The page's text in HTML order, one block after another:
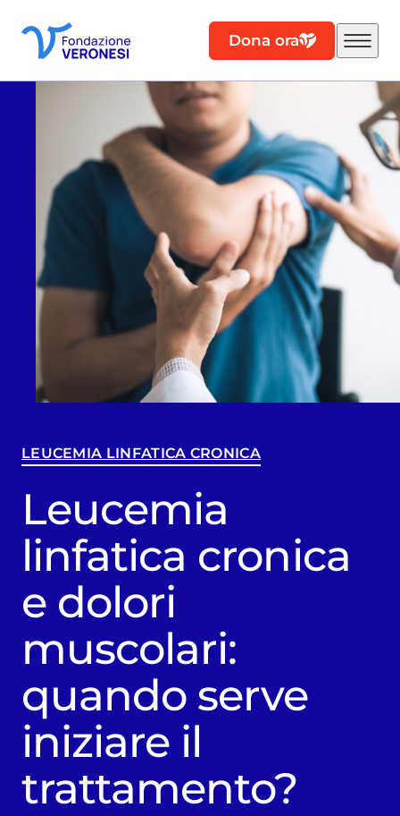
Dona ora
LEUCEMIA LINFATICA CRONICA
Leucemia
linfatica cronica
e dolori
muscolari:
quando serve
iniziare il
trattamento?